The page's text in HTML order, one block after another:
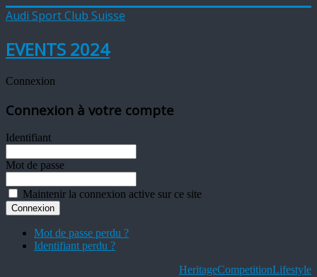
Audi Sport Club Suisse
EVENTS 2024
Connexion
Connexion à votre compte
Identifiant
Mot de passe
Maintenir la connexion active sur ce site
Mot de passe perdu ?
Identifiant perdu ?
HeritageCompetitionLifestyle